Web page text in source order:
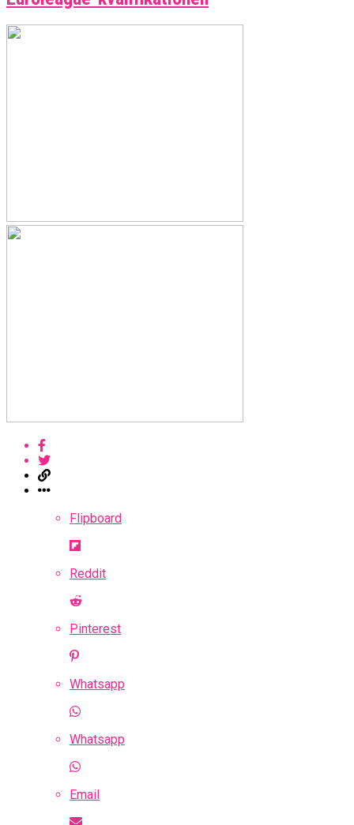
Flipboard
Reddit
Pinterest
Whatsapp
Whatsapp
Email